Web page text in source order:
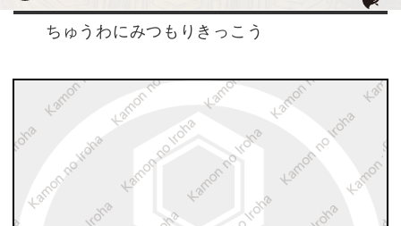
ちゅうわにみつもりきっこう